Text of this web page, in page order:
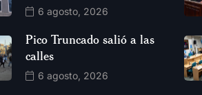
6 agosto, 2026
Pico Truncado salió a las
calles
6 agosto, 2026